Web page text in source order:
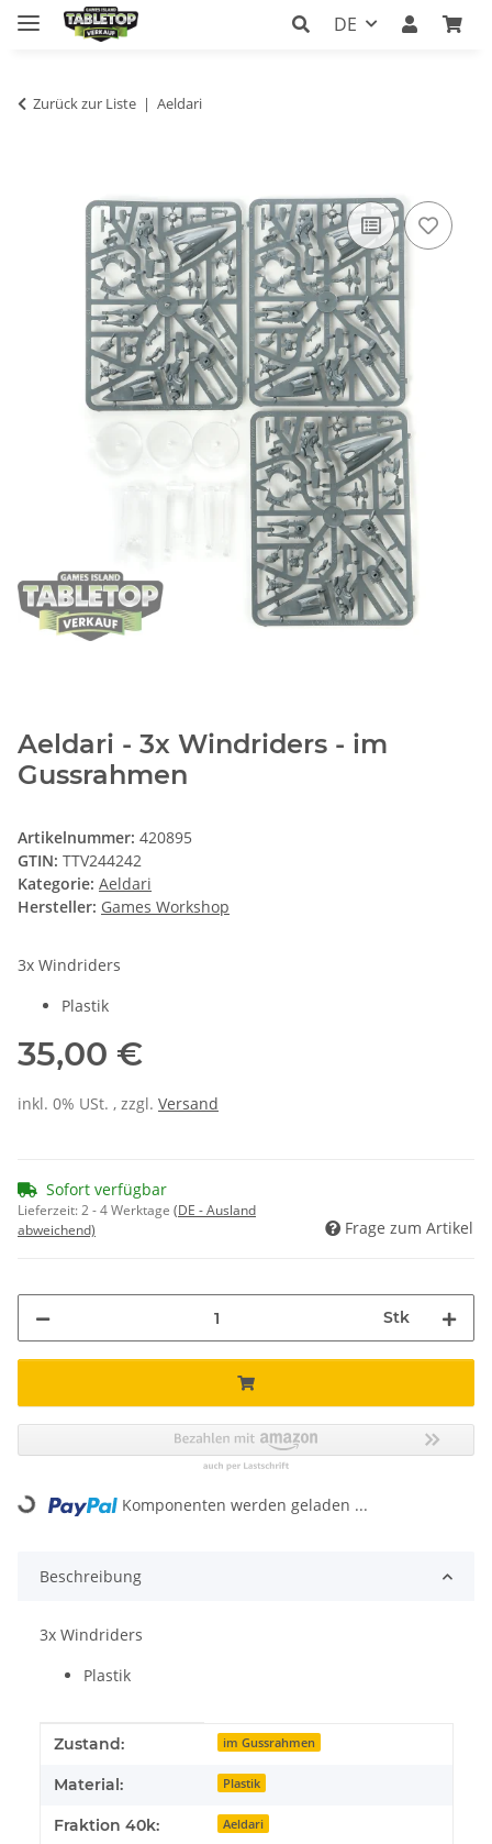
DE
Zurück zur Liste Aeldari
Aeldari - 3x Windriders - im
Gussrahmen
Artikelnummer: 420895
GTIN: TTV244242
Kategorie: Aeldari
Hersteller: Games Workshop
3x Windriders
Plastik
35,00 €
inkl. 0% USt. , zzgl. Versand
Sofort verfügbar
Lieferzeit:2 - 4 Werktage (DE - Ausland
abweichend)
Frage zum Artikel
Stk
Loading... Komponenten werden geladen ...
Beschreibung
3x Windriders
Plastik
Produkteigenschaft
Wert
Zustand: im Gussrahmen
Material: Plastik
Fraktion 40k: Aeldari